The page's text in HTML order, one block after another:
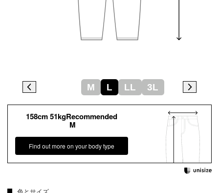
M L LL 3L
158cm 51kgRecommended
M
Find out more on your body type